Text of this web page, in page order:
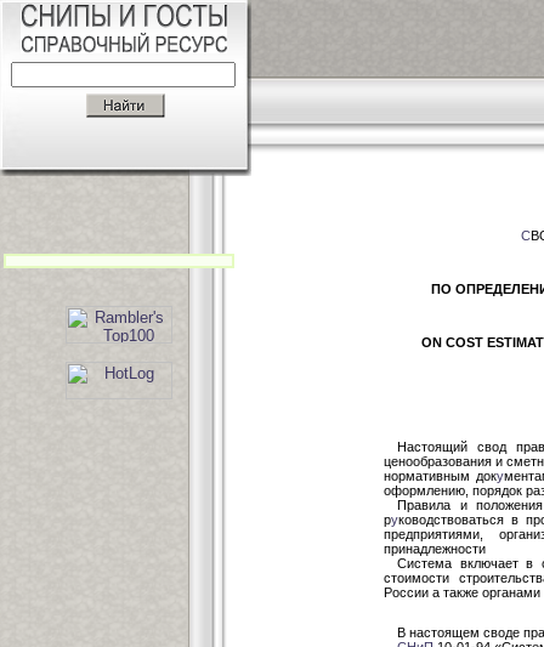
С
ПО
ON COST
Настоящий свод
ценообразования и
нормативным доку
оформлению, порядок
Правила и
руководствоваться в
предприятиями,
принадлежности
Система включает в
стоимости
России а также
В настоящем своде пра